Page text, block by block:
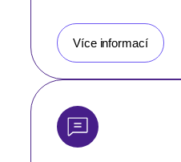
Více informací